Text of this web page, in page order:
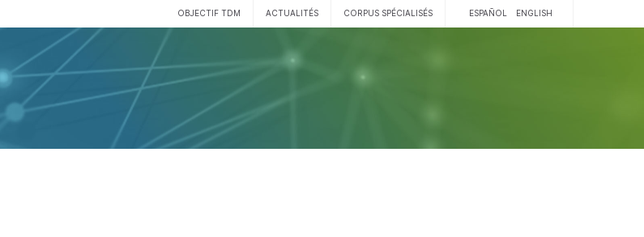
OBJECTIF TDM ACTUALITÉS CORPUS SPÉCIALISÉS ESPAÑOL ENGLISH